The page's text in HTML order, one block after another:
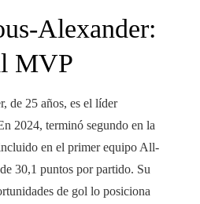
Alexander:
MVP
de 25 años, es el líder
2024, terminó segundo en la
en el primer equipo All-
30,1 puntos por partido. Su
de gol lo posiciona